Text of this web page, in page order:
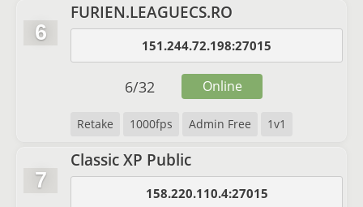
6
FURIEN.LEAGUECS.RO
151.244.72.198:27015
Retake 1000fps Admin Free 1v1
6/32 Online
7
Classic XP Public
158.220.110.4:27015